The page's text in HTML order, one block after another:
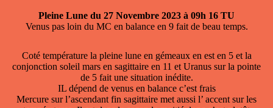
Pleine Lune du 27 Novembre 2023 à 09h 16 TU
Venus pas loin du MC en balance en 9 fait de beau temps.
Coté température la pleine lune en gémeaux en est en 5 et la
conjonction soleil mars en sagittaire en 11 et Uranus sur la pointe
de 5 fait une situation inédite.
IL dépend de venus en balance c’est frais
Mercure sur l’ascendant fin sagittaire met aussi l’ accent sur les